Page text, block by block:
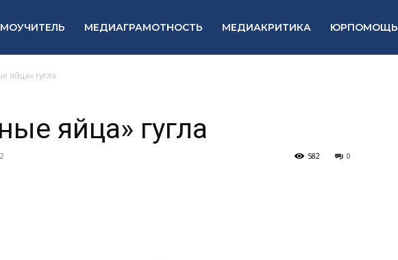
МЕДИАГРАМОТНОСТЬ МЕДИАКРИТИКА ЮРПОМОЩЬ
яйца» гугла
яйца» гугла
0
582